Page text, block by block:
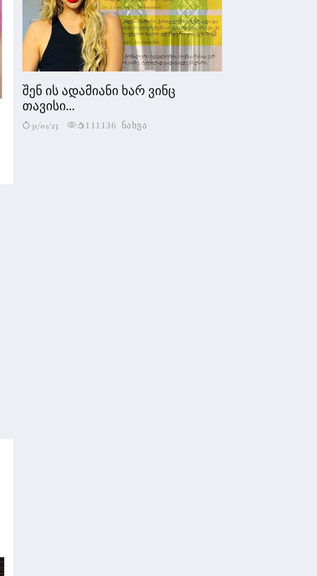
შენ ის ადამიანი ხარ ვინც
თავისი...
31/01/23 111136 ნახვა